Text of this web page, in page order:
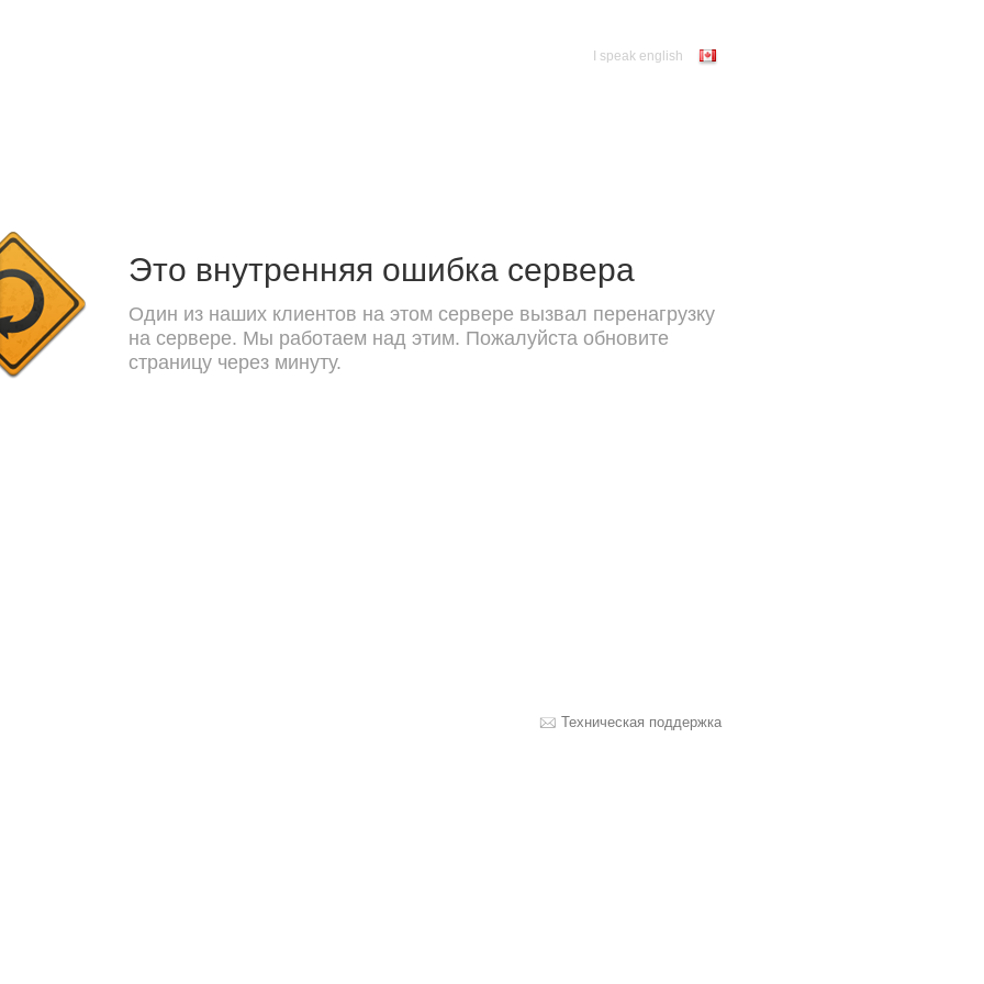
I speak english
Это внутренняя ошибка сервера
Один из наших клиентов на этом сервере вызвал перенагрузку
на сервере. Мы работаем над этим. Пожалуйста обновите
страницу через минуту.
Техническая поддержка